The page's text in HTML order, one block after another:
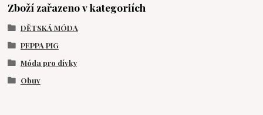
Zboží zařazeno v kategoriích
DĚTSKÁ MÓDA
PEPPA PIG
Móda pro dívky
Obuv